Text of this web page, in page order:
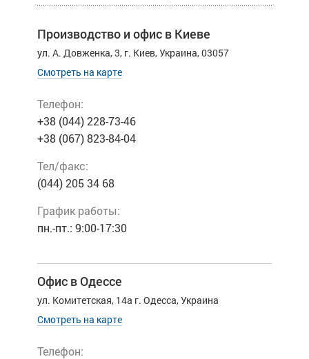
Производство и офис в Киеве
ул. А. Довженкa, 3, г. Киев, Украина, 03057
Смотреть на карте
Телефон:
+38 (044) 228-73-46
+38 (067) 823-84-04
Тел/факс:
(044) 205 34 68
График работы:
пн.-пт.: 9:00-17:30
Офис в Одессе
ул. Комитетская, 14а г. Одесса, Украина
Смотреть на карте
Телефон: